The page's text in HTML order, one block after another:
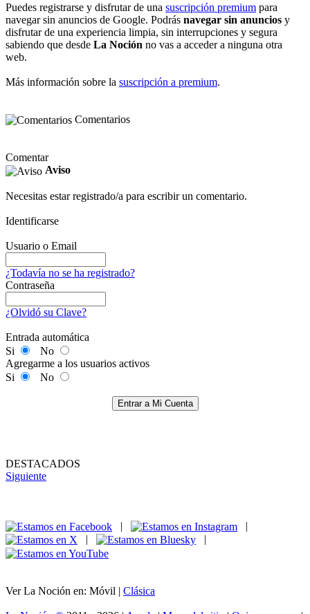
Puedes registrarse y disfrutar de una suscripción premium para
navegar sin anuncios de Google. Podrás navegar sin anuncios y
disfrutar de una experiencia limpia, sin interrupciones y segura
sabiendo que desde La Noción no vas a acceder a ninguna otra
web.
Más información sobre la suscripción a premium.
Comentarios
Comentar
Aviso
Necesitas estar registrado/a para escribir un comentario.
Identificarse
Usuario o Email
¿Todavía no se ha registrado?
Contraseña
¿Olvidó su Clave?
Entrada automática
Si
No
Agregarme a los usuarios activos
Si
No
Entrar a Mi Cuenta
DESTACADOS
Siguiente
|
|
|
|
Ver La Noción en: Móvil | Clásica